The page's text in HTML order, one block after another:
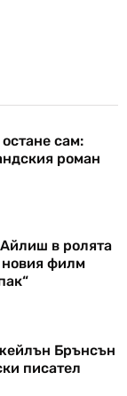
сам:
роман
в ролята
новия филм
Брънсън
писател